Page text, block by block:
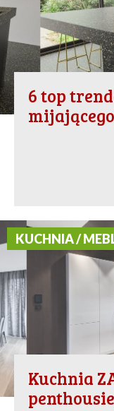
6 top
KUCHNIA /
Kuchnia
penthousie